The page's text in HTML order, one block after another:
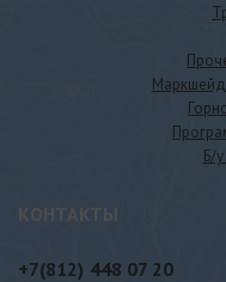
Б/
КОНТАКТЫ
+7(812) 448 07 20